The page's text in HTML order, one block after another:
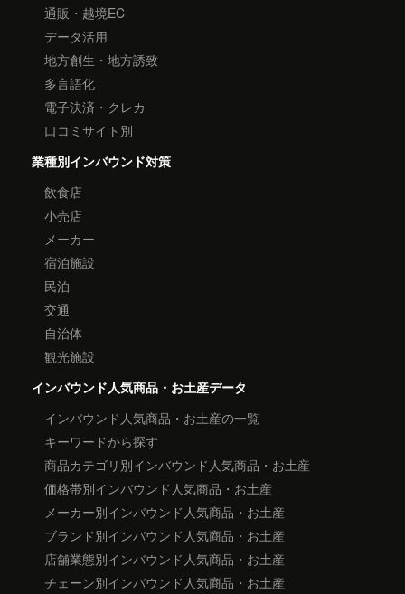
通販・越境EC
データ活用
地方創生・地方誘致
多言語化
電子決済・クレカ
口コミサイト別
業種別インバウンド対策
飲食店
小売店
メーカー
宿泊施設
民泊
交通
自治体
観光施設
インバウンド人気商品・お土産データ
インバウンド人気商品・お土産の一覧
キーワードから探す
商品カテゴリ別インバウンド人気商品・お土産
価格帯別インバウンド人気商品・お土産
メーカー別インバウンド人気商品・お土産
ブランド別インバウンド人気商品・お土産
店舗業態別インバウンド人気商品・お土産
チェーン別インバウンド人気商品・お土産